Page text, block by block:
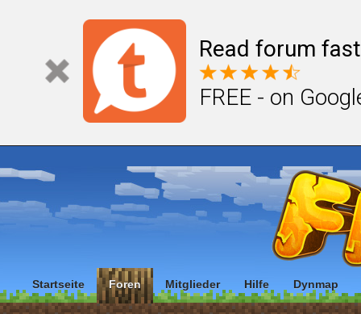
Read forum
FREE - on
Startseite Foren Mitglieder Hilfe Dynmap